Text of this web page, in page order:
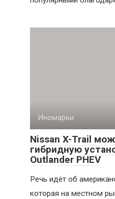
Иномарки
Nissan X-Trail
гибридную
Outlander PHEV
Речь идёт об
которая на местном